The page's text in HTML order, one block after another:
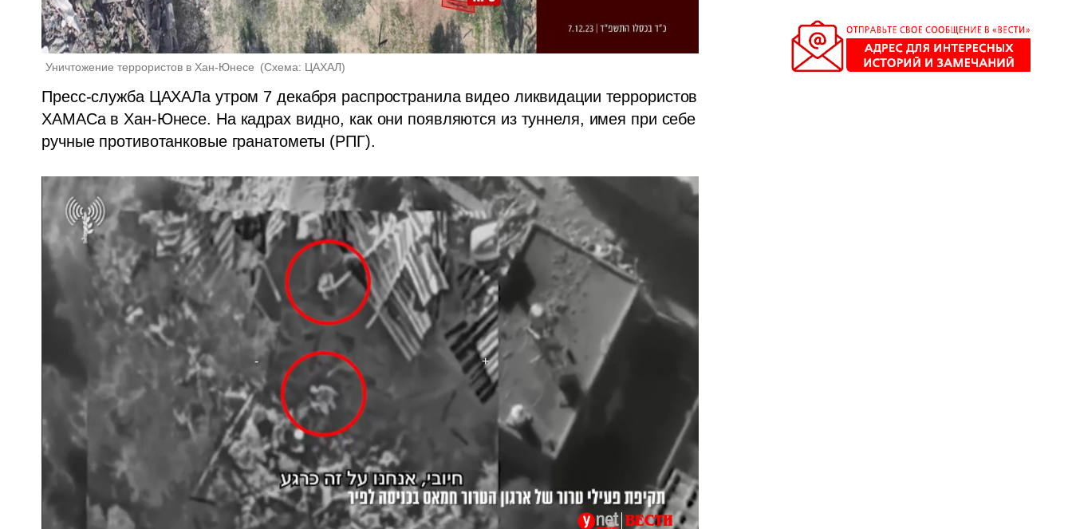
Уничтожение террористов в Хан-Юнесе (Схема: ЦАХАЛ)
Пресс-служба ЦАХАЛа утром 7 декабря распространила видео ликвидации террористов
ХАМАСа в Хан-Юнесе. На кадрах видно, как они появляются из туннеля, имея при себе
ручные противотанковые гранатометы (РПГ).